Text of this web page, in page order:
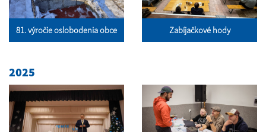
81. výročie oslobodenia obce Zabíjačkové hody
2025